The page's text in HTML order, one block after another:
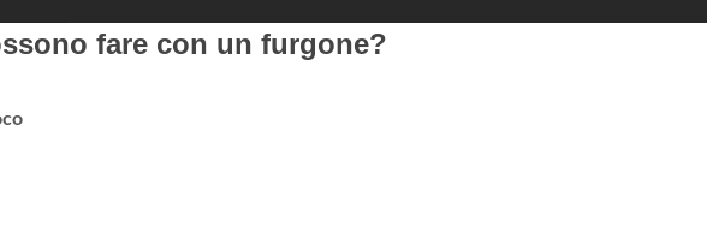
fare con un furgone?